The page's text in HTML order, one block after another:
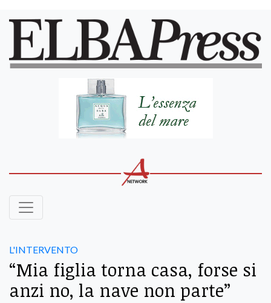
L'INTERVENTO
“Mia figlia torna casa, forse si
anzi no, la nave non parte”